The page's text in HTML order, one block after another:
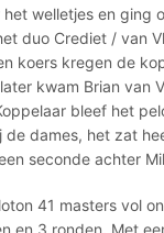
welletjes en
duo Crediet / van
koers kregen de
kwam Brian van
bleef het
dames, het zat
seconde achter
41 masters vol